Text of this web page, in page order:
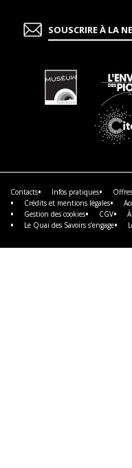
SOUSCRIRE À LA
En
savoir
plus
Contacts Infos pratiques
Crédits et mentions légales
Gestion des cookies
CGV
Le Quai des Savoirs s’engage